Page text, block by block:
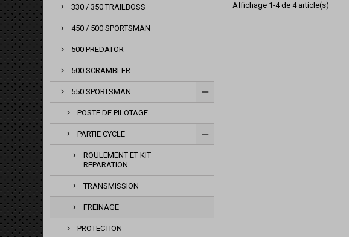
330 / 350 TRAILBOSS
450 / 500 SPORTSMAN
500 PREDATOR
500 SCRAMBLER
550 SPORTSMAN
POSTE DE PILOTAGE
PARTIE CYCLE
ROULEMENT ET KIT
REPARATION
TRANSMISSION
FREINAGE
PROTECTION
Affichage 1-4 de 4 article(s)